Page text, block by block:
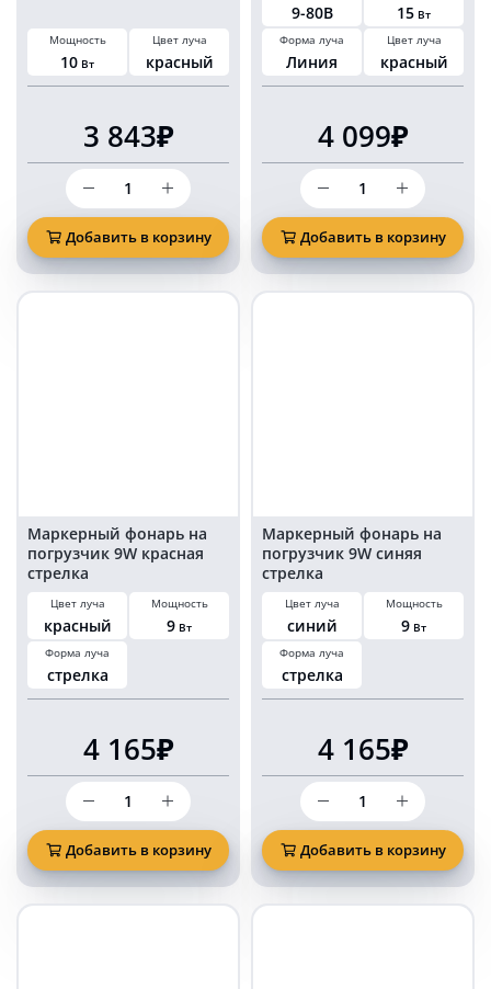
Мощность
10 Вт
Цвет луча
красный
3 843₽
Количество
товара
Светодиодный
маркерный
фонарь
безопасности
10
Добавить в корзину
9-80В 15 Вт
Форма луча
Линия
Цвет луча
красный
4 099₽
Количество
товара
Фара
фонарь
зона
безопасности
красная
Добавить в корзину
Маркерный фонарь на
погрузчик 9W красная
стрелка
Цвет луча
красный
Мощность
9 Вт
Форма луча
стрелка
4 165₽
Количество
товара
Маркерный
фонарь
на
погрузчик
9W
Добавить в корзину
Маркерный фонарь на
погрузчик 9W синяя
стрелка
Цвет луча
синий
Мощность
9 Вт
Форма луча
стрелка
4 165₽
Количество
товара
Маркерный
фонарь
на
погрузчик
9W
Добавить в корзину